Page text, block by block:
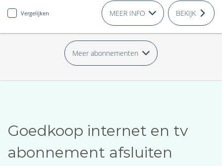
Vergelijken MEER INFO BEKIJK
Meer abonnementen
Goedkoop internet en tv
abonnement afsluiten